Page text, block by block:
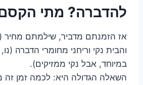
להדברה? מתי
אז הזמנתם מדביר, שילמתם מחיר
והבית נקי וריחני מחומרי הדברה (נו,
במיוחד, אבל נקי ממזיקים).
השאלה הגדולה היא: לכמה זמן זה